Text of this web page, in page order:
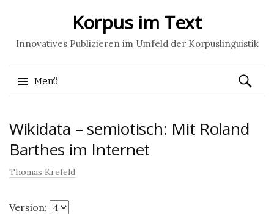
Korpus im Text
Innovatives Publizieren im Umfeld der Korpuslinguistik
Menü
zum
Suchen
nach:
Wikidata – semiotisch: Mit Roland
Barthes im Internet
Thomas Krefeld
Version: